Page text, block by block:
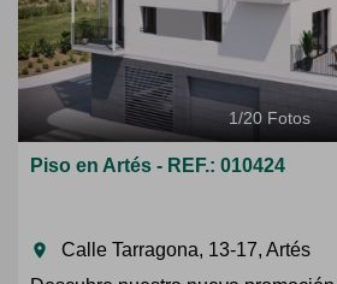
1/20 Fotos
Piso en Artés - REF.: 010424
room
Calle Tarragona, 13-17, Artés